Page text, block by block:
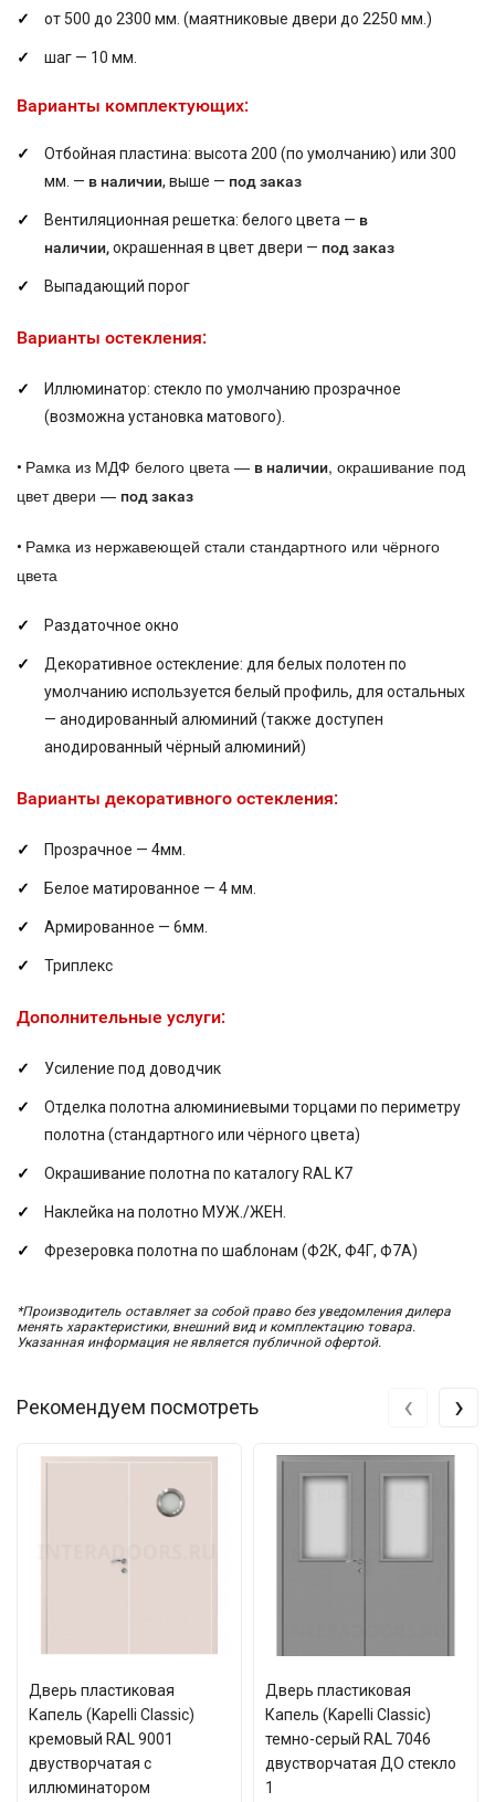
от 500 до 2300 мм. (маятниковые двери до 2250 мм.)
шаг — 10 мм.
Варианты комплектующих:
Отбойная пластина: высота 200 (по умолчанию) или 300
мм. — в наличии, выше — под заказ
Вентиляционная решетка: белого цвета — в
наличии,окрашенная в цвет двери — под заказ
Выпадающий порог
Варианты остекления:
Иллюминатор: стекло по умолчанию прозрачное
(возможна установка матового).
• Рамка из МДФ белого цвета — в наличии, окрашивание под
цвет двери — под заказ
• Рамка из нержавеющей стали стандартного или чёрного
цвета
Раздаточное окно
Декоративное остекление: для белых полотен по
умолчанию используется белый профиль, для остальных
— анодированный алюминий (также доступен
анодированный чёрный алюминий)
Варианты декоративного остекления:
Прозрачное — 4мм.
Белое матированное — 4 мм.
Армированное — 6мм.
Триплекс
Дополнительные услуги:
Усиление под доводчик
Отделка полотна алюминиевыми торцами по периметру
полотна (стандартного или чёрного цвета)
Окрашивание полотна по каталогу RAL K7
Наклейка на полотно МУЖ./ЖЕН.
Фрезеровка полотна по шаблонам (Ф2К, Ф4Г, Ф7А)
*Производитель оставляет за собой право без уведомления дилера
менять характеристики, внешний вид и комплектацию товара.
Указанная информация не является публичной офертой.
Рекомендуем посмотреть
Дверь пластиковая
Капель (Kapelli Classic)
кремовый RAL 9001
двустворчатая с
иллюминатором
Дверь пластиковая
Капель (Kapelli Classic)
темно-серый RAL 7046
двустворчатая ДО стекло
1
‹ ›